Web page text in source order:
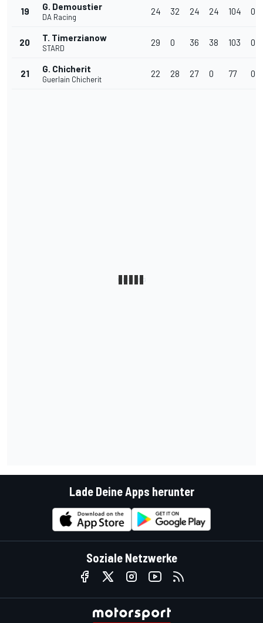
19 G. Demoustier
DA Racing
24 32 24 24 104 0
20 T. Timerzianow
STARD
29 0 36 38 103 0
21 G. Chicherit
Guerlain Chicherit
22 28 27 0 77 0
Lade Deine Apps herunter
Soziale Netzwerke